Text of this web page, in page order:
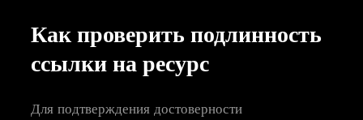
Как проверить подлинность
ссылки на ресурс
Для подтверждения достоверности